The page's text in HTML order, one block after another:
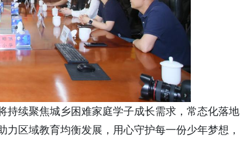
持续聚焦城乡困难家庭学子成长需求，常态化落地
区域教育均衡发展，用心守护每一份少年梦想，